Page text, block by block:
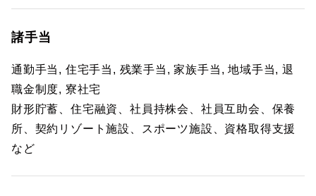
諸手当
通勤手当, 住宅手当, 残業手当, 家族手当, 地域手当, 退
職金制度, 寮社宅
財形貯蓄、住宅融資、社員持株会、社員互助会、保養
所、契約リゾート施設、スポーツ施設、資格取得支援
など